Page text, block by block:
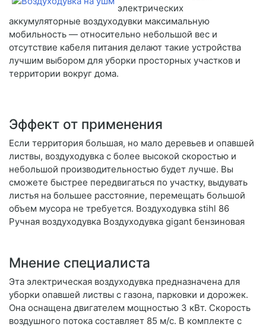
электрических
аккумуляторные воздуходувки максимальную
мобильность — относительно небольшой вес и
отсутствие кабеля питания делают такие устройства
лучшим выбором для уборки просторных участков и
территории вокруг дома.
Эффект от применения
Если территория большая, но мало деревьев и опавшей
листвы, воздуходувка с более высокой скоростью и
небольшой производительностью будет лучше. Вы
сможете быстрее передвигаться по участку, выдувать
листья на большее расстояние, перемещать большой
объем мусора не требуется. Воздуходувка stihl 86
Ручная воздуходувка Воздуходувка gigant бензиновая
Мнение специалиста
Эта электрическая воздуходувка предназначена для
уборки опавшей листвы с газона, парковки и дорожек.
Она оснащена двигателем мощностью 3 кВт. Скорость
воздушного потока составляет 85 м/с. В комплекте с